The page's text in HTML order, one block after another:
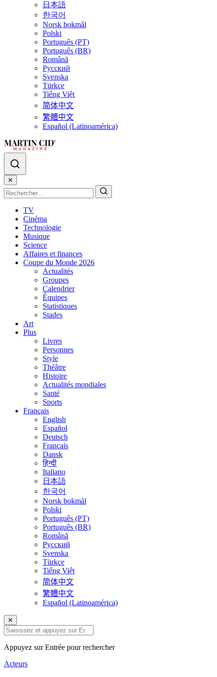
日本語
한국어
Norsk bokmål
Polski
Português (PT)
Português (BR)
Română
Русский
Svenska
Türkçe
Tiếng Việt
简体中文
繁體中文
Español (Latinoamérica)
✕
TV
Cinéma
Technologie
Musique
Science
Affaires et finances
Coupe du Monde 2026
Actualités
Groupes
Calendrier
Équipes
Statistiques
Stades
Art
Plus
Livres
Personnes
Style
Théâtre
Histoire
Actualités mondiales
Santé
Sports
Français
English
Español
Deutsch
Français
Dansk
हिन्दी
Italiano
日本語
한국어
Norsk bokmål
Polski
Português (PT)
Português (BR)
Română
Русский
Svenska
Türkçe
Tiếng Việt
简体中文
繁體中文
Español (Latinoamérica)
✕
Appuyez sur Entrée pour rechercher
Acteurs